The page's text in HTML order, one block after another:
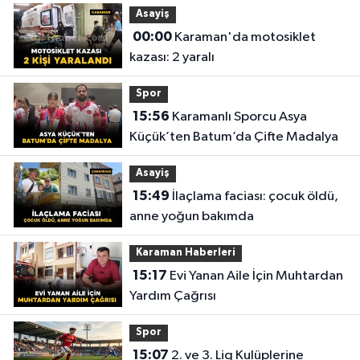
Asayiş
00:00Karaman'da motosiklet
kazası: 2 yaralı
Spor
15:56
Küçük’ten Batum’da Çifte Madalya
Asayiş
15:49
anne yoğun bakımda
Karaman Haberleri
15:17
Yardım Çağrısı
Spor
15:07